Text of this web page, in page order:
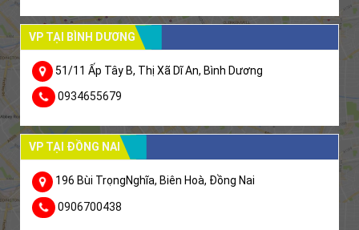
VP TẠI BÌNH DƯƠNG
51/11 Ấp Tây B, Thị Xã Dĩ An, Bình Dương
0934655679
VP TẠI ĐỒNG NAI
196 Bùi TrọngNghĩa, Biên Hoà, Đồng Nai
0906700438